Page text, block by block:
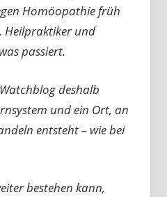
Homöopathie früh
Heilpraktiker und
passiert.
deshalb
und ein Ort, an
entsteht – wie bei
bestehen kann,